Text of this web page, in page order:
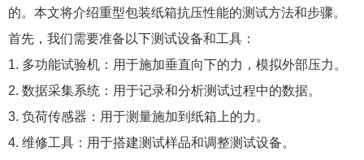
的。本文将介绍重型包装纸箱抗压性能的测试方法和步骤。
首先，我们需要准备以下测试设备和工具：
1. 多功能试验机：用于施加垂直向下的力，模拟外部压力。
2. 数据采集系统：用于记录和分析测试过程中的数据。
3. 负荷传感器：用于测量施加到纸箱上的力。
4. 维修工具：用于搭建测试样品和调整测试设备。